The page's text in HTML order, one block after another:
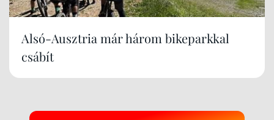
Alsó-Ausztria már három bikeparkkal
csábít